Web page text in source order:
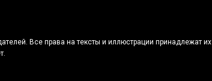
Все права на тексты и иллюстрации принадлежат их